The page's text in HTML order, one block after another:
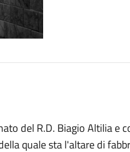
del R.D. Biagio Altilia e
quale sta l'altare di